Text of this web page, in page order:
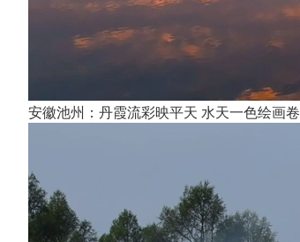
安徽池州：丹霞流彩映平天 水天一色绘画卷